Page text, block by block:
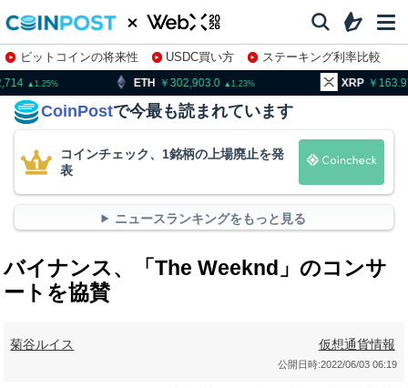
ビットコインの将来性 USDC買い方
ステーキング利率比較
株特集・関連銘柄
302,903.0 XRP 163.97
CoinPostで今最も読まれています
コインチェック、1銘柄の上場廃止を発
表
ニュースランキングをもっと見る
バイナンス、「The Weeknd」のコンサ
ートを協賛
菊谷ルイス 仮想通貨情報
公開日時:2022/06/03 06:19